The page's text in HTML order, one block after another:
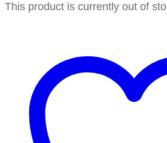
This product is currently out of